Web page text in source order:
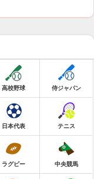
高校野球 侍ジャパン
日本代表 テニス
ラグビー 中央競馬